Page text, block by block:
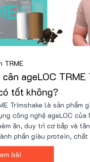
TRME
ageLOC TRME
tốt không?
Trimshake là sản phẩm
công nghệ ageLOC của
ăn, duy trì cơ bắp và
phần giàu protein,
Trimshake hỗ trợ cải thiện
tại Nu88 để có giá ưu đãi!
bài